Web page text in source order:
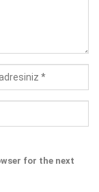
for the next